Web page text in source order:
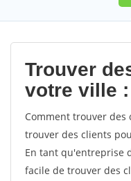
Trouver
votre ville
Comment trouver des
trouver des clients
En tant qu'entreprise
facile de trouver des